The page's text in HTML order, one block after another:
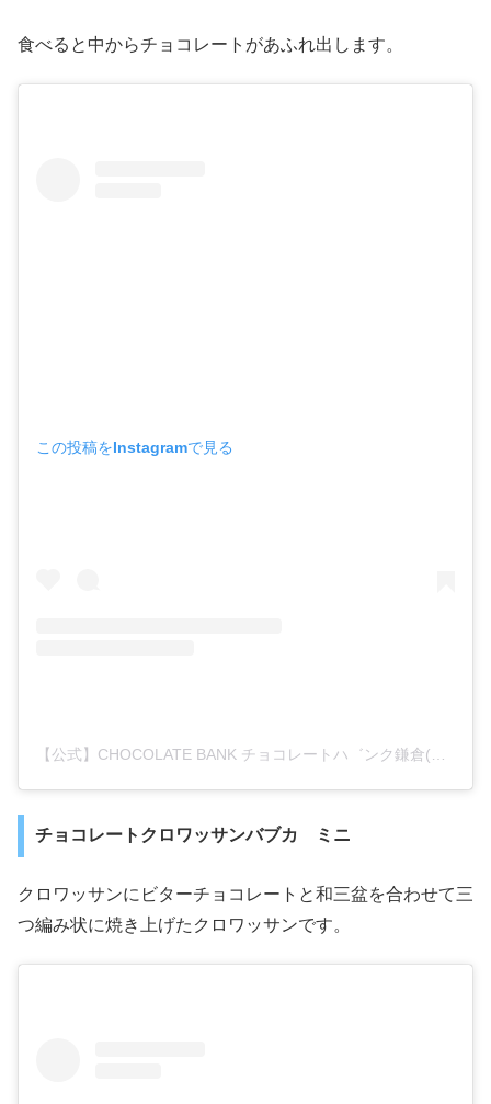
食べると中からチョコレートがあふれ出します。
この投稿をInstagramで見る
【公式】CHOCOLATE BANK チョコレートハ゛ンク鎌倉(@chocolate_bank_)がシェアした投稿
チョコレートクロワッサンバブカ ミニ
クロワッサンにビターチョコレートと和三盆を合わせて三
つ編み状に焼き上げたクロワッサンです。